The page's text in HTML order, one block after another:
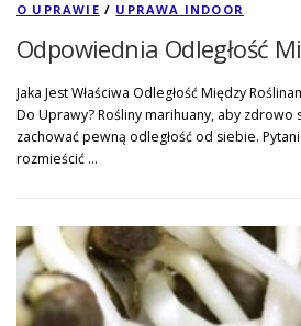
O UPRAWIE / UPRAWA INDOOR
Odpowiednia Odległość
Jaka Jest Właściwa Odległość Między
Do Uprawy? Rośliny marihuany, aby zdrowo
zachować pewną odległość od siebie.
rozmieścić …